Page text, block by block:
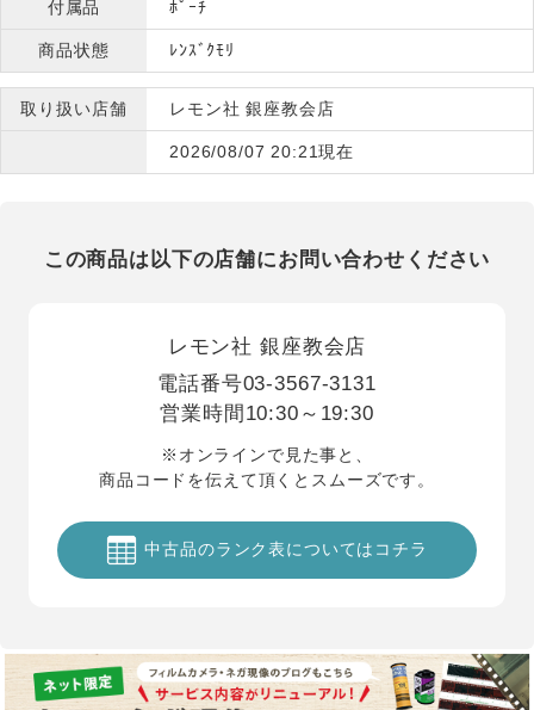
付属品 ﾎﾟｰﾁ
商品状態 ﾚﾝｽﾞｸﾓﾘ
取り扱い店舗 レモン社 銀座教会店
2026/08/07 20:21現在
この商品は以下の店舗にお問い合わせください
レモン社 銀座教会店
電話番号03-3567-3131
営業時間 10:30～19:30
※オンラインで見た事と、
商品コードを伝えて頂くとスムーズです。
中古品のランク表についてはコチラ